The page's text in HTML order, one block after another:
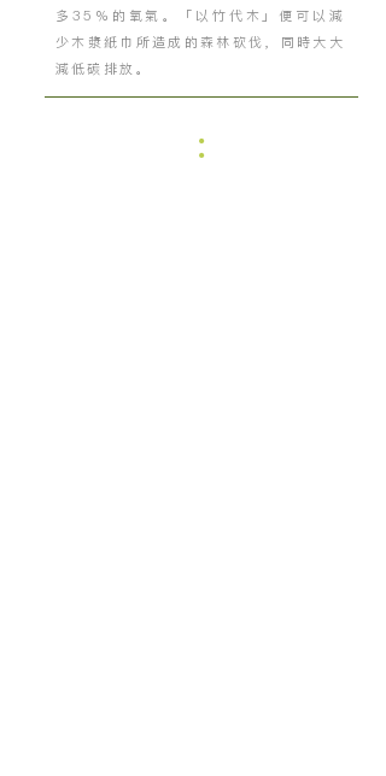
多35％的氧氣。「以竹代木」便可以減
少木漿紙巾所造成的森林砍伐，同時大大
減低碳排放。